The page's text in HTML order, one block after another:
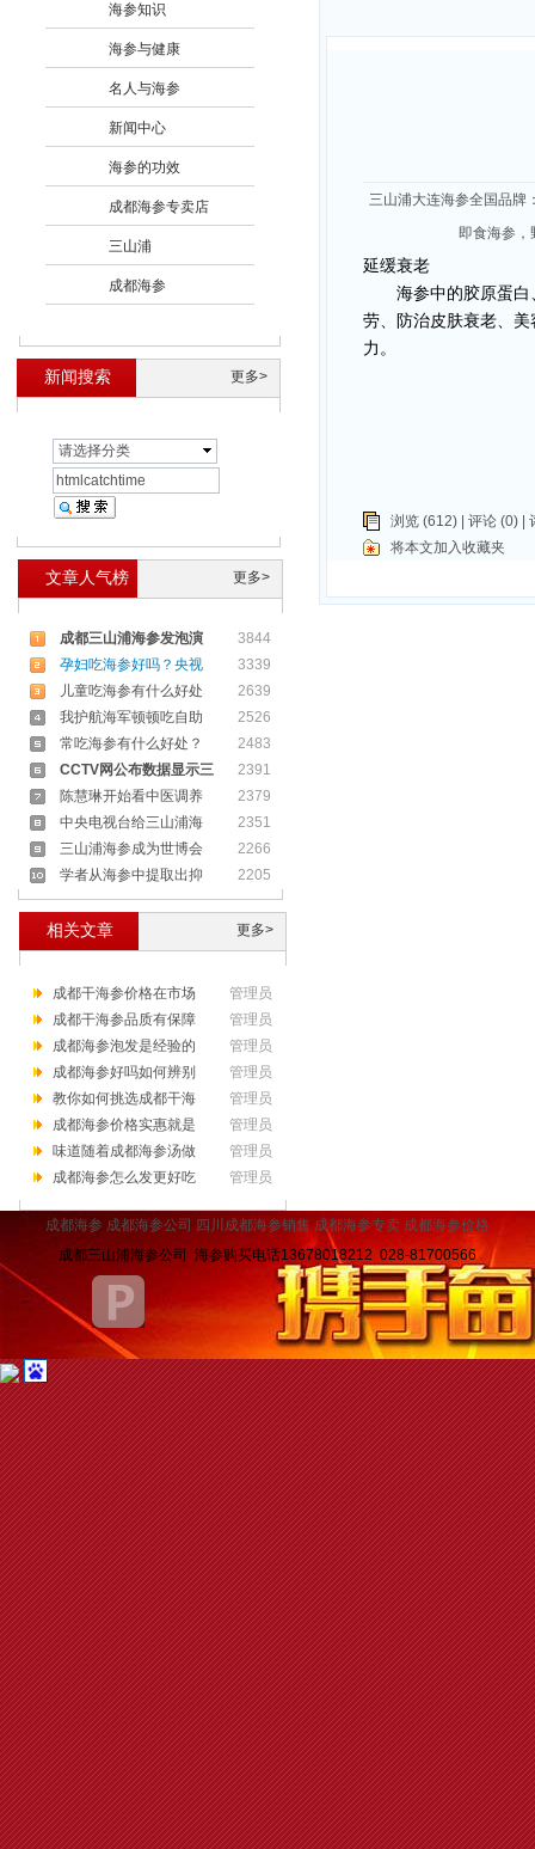
新闻搜索 更多>
请选择分类
海参知识
海参与健康
名人与海参
新闻中心
海参的功效
成都海参专卖店
三山浦
成都海参
三山浦大连海参全国品牌
即食海参
延缓衰老
海参中的胶原蛋白、
劳、防治皮肤衰老、
力。
浏览 (612) | 评论 (0) |
将本文加入收藏夹
文章人气榜 更多>
3844
成都三山浦海参发泡演
3339
孕妇吃海参好吗？央视
2639
儿童吃海参有什么好处
2526
我护航海军顿顿吃自助
2483
常吃海参有什么好处？
2391
CCTV网公布数据显示三
2379
陈慧琳开始看中医调养
2351
中央电视台给三山浦海
2266
三山浦海参成为世博会
2205
学者从海参中提取出抑
相关文章 更多>
管理员
成都干海参价格在市场
管理员
成都干海参品质有保障
管理员
成都海参泡发是经验的
管理员
成都海参好吗如何辨别
管理员
教你如何挑选成都干海
管理员
成都海参价格实惠就是
管理员
味道随着成都海参汤做
管理员
成都海参怎么发更好吃
成都海参 成都海参公司 四川 成都海参销售 成都海参专卖 成都海参价格
成都三山浦海参公司 海参购买电话13678018212 028-81700566